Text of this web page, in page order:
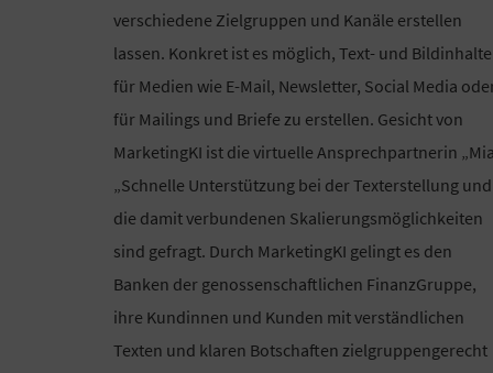
verschiedene Zielgruppen und Kanäle erstellen
lassen. Konkret ist es möglich, Text- und Bildinhalte
für Medien wie E-Mail, Newsletter, Social Media
für Mailings und Briefe zu erstellen. Gesicht von
MarketingKI ist die virtuelle Ansprechpartnerin
„Schnelle Unterstützung bei der Texterstellung und
die damit verbundenen Skalierungsmöglichkeiten
sind gefragt. Durch MarketingKI gelingt es den
Banken der genossenschaftlichen FinanzGruppe,
ihre Kundinnen und Kunden mit verständlichen
Texten und klaren Botschaften zielgruppengerecht